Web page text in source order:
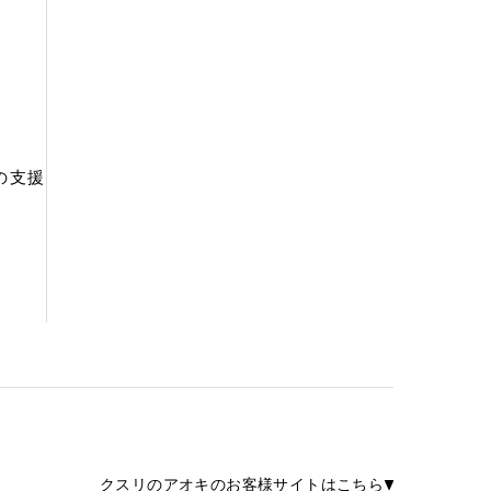
支援
クスリのアオキのお客様サイトはこちら